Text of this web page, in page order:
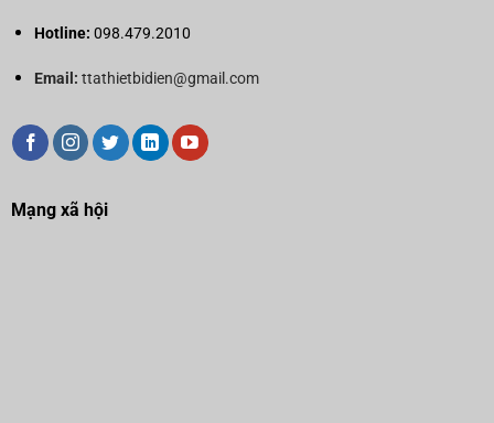
Hotline: 098.479.2010
Email: ttathietbidien@gmail.com
Mạng xã hội